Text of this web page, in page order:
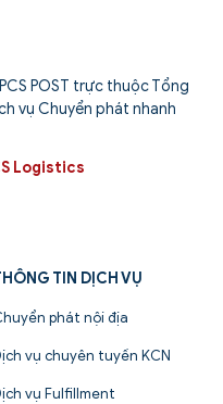
POST trực thuộc Tổng
vụ Chuyển phát nhanh
Logistics
TIN DỊCH VỤ
phát nội địa
vụ chuyên tuyến KCN
vụ Fulfillment